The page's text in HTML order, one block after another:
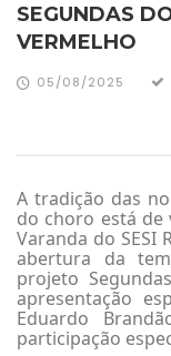
SEGUNDAS
VERMELHO
05/08/2025
A tradição das
do choro está de
Varanda do SESI
abertura da
projeto
apresentação
Eduardo
participação